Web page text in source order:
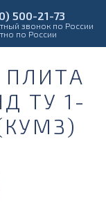
500-21-73
звонок по России
по России
ТУ 1-